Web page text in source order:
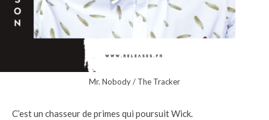
Mr. Nobody / The Tracker
C’est un chasseur de primes qui poursuit Wick.